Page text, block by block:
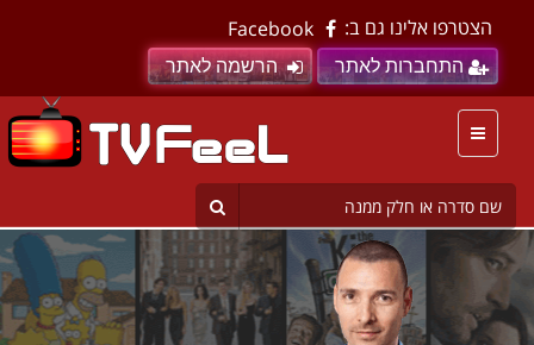
הצטרפו אלינו גם ב: Facebook
התחברות לאתר הרשמה לאתר